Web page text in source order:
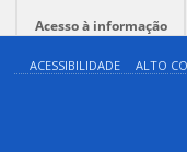
Acesso à informação
ACESSIBILIDADE ALTO